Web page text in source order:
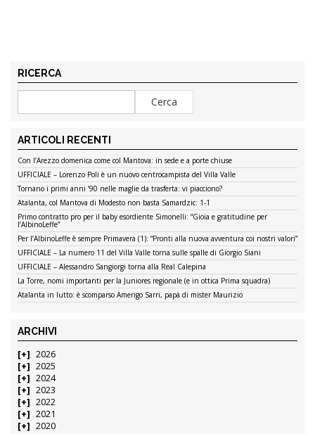
RICERCA
ARTICOLI RECENTI
Con l’Arezzo domenica come col Mantova: in sede e a porte chiuse
UFFICIALE – Lorenzo Poli è un nuovo centrocampista del Villa Valle
Tornano i primi anni ’90 nelle maglie da trasferta: vi piacciono?
Atalanta, col Mantova di Modesto non basta Samardzic: 1-1
Primo contratto pro per il baby esordiente Simonelli: “Gioia e gratitudine per
l’AlbinoLeffe”
Per l’AlbinoLeffe è sempre Primavera (1): “Pronti alla nuova avventura coi nostri valori”
UFFICIALE – La numero 11 del Villa Valle torna sulle spalle di Giorgio Siani
UFFICIALE – Alessandro Sangiorgi torna alla Real Calepina
La Torre, nomi importanti per la Juniores regionale (e in ottica Prima squadra)
Atalanta in lutto: è scomparso Amerigo Sarri, papà di mister Maurizio
ARCHIVI
2026
2025
2024
2023
2022
2021
2020